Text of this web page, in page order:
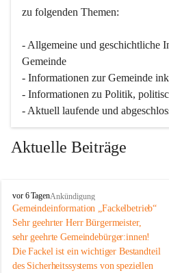
zu folgenden Themen:
- Allgemeine und geschichtliche
Gemeinde
- Informationen zur Gemeinde
- Informationen zu Politik,
- Aktuell laufende und
Aktuelle Beiträge
A
d
e
r
k
l
a
vor 6 TagenAnkündigung
Gemeindeinformation „Fackelbetrieb“
Sehr geehrter Herr Bürgermeister,
sehr geehrte Gemeindebürger:innen!
Die Fackel ist ein wichtiger Bestandteil
des Sicherheitssystems von speziellen